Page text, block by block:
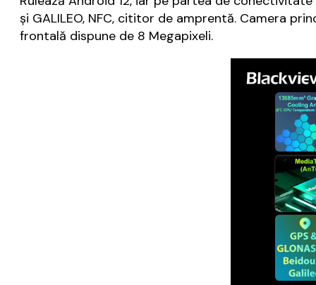
și GALILEO, NFC, cititor de amprentă. Camera
frontală dispune de 8 Megapixeli.